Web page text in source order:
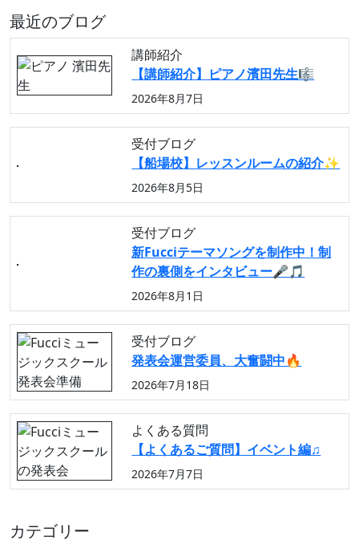
最近のブログ
講師紹介
【講師紹介】ピアノ濱田先生🎼
2026年8月7日
受付ブログ
【船場校】レッスンルームの紹介✨
2026年8月5日
受付ブログ
新Fucciテーマソングを制作中！制
作の裏側をインタビュー🎤🎵
2026年8月1日
受付ブログ
発表会運営委員、大奮闘中🔥
2026年7月18日
よくある質問
【よくあるご質問】イベント編♫
2026年7月7日
カテゴリー